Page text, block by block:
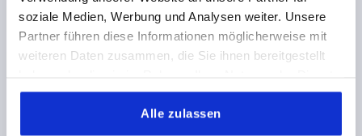
soziale Medien, Werbung und Analysen weiter. Unsere
Partner führen diese Informationen möglicherweise mit
weiteren Daten zusammen, die Sie ihnen bereitgestellt
gesammelt haben.
Alle zulassen
CAD
DOWNLOADS